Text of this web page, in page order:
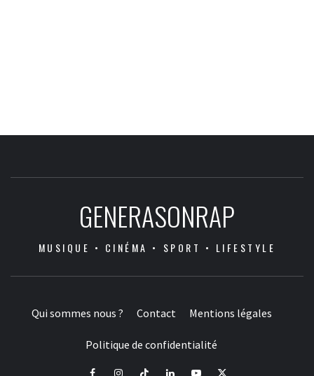
GENERASONRAP
MUSIQUE • CINÉMA • SPORT • LIFESTYLE
Qui sommes nous ? Contact Mentions légales
Politique de confidentialité
FacebookInstagramTiktok LinkedInYoutube
X